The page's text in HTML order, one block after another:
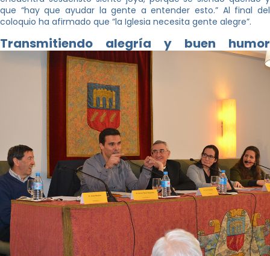
que “hay que ayudar la gente a entender esto.” Al final del
coloquio ha afirmado que “la Iglesia necesita gente alegre”.
Transmitiendo alegría y buen humor